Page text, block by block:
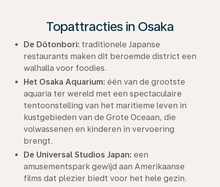
Topattracties in Osaka
De Dötonbori: traditionele Japanse
restaurants maken dit beroemde district een
walhalla voor foodies.
Het Osaka Aquarium: één van de grootste
aquaria ter wereld met een spectaculaire
tentoonstelling van het maritieme leven in
kustgebieden van de Grote Oceaan, die
volwassenen en kinderen in vervoering
brengt.
De Universal Studios Japan: een
amusementspark gewijd aan Amerikaanse
films dat plezier biedt voor het hele gezin.